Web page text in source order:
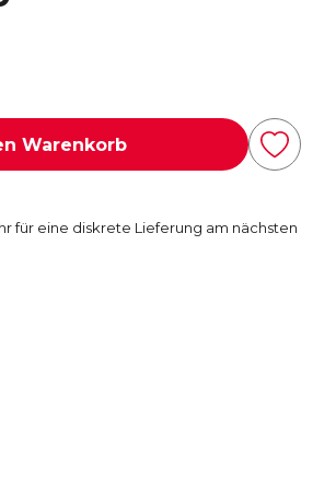
Warenkorb
für eine diskrete Lieferung am nächsten